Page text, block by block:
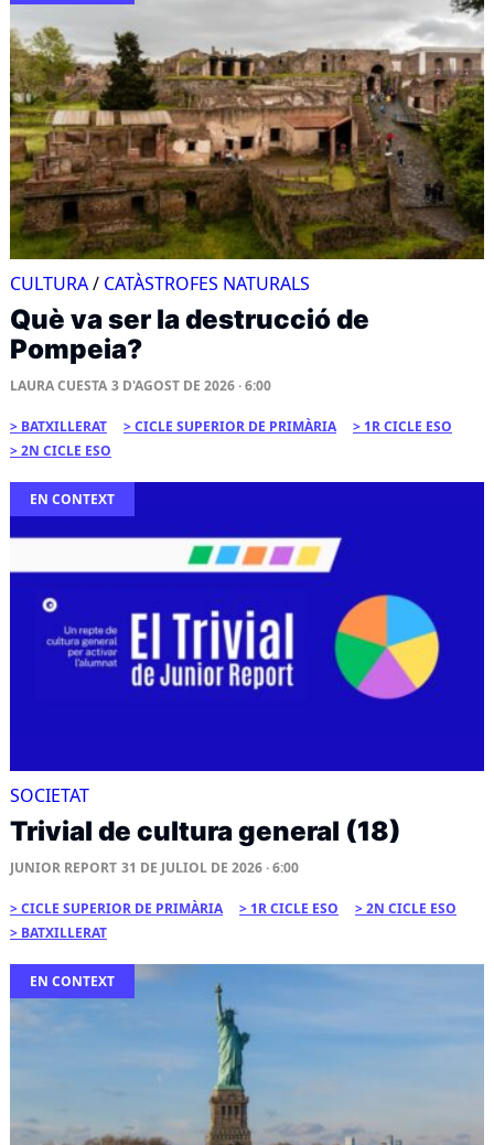
CULTURA/ CATÀSTROFES NATURALS
Què va ser la destrucció de
Pompeia?
LAURA CUESTA 3 D'AGOST DE 2026 · 6:00
BATXILLERAT CICLE SUPERIOR DE PRIMÀRIA
1R CICLE ESO
2N CICLE ESO
EN CONTEXT
SOCIETAT
Trivial de cultura general (18)
JUNIOR REPORT 31 DE JULIOL DE 2026 · 6:00
CICLE SUPERIOR DE PRIMÀRIA 1R CICLE ESO
2N CICLE ESO
BATXILLERAT
EN CONTEXT